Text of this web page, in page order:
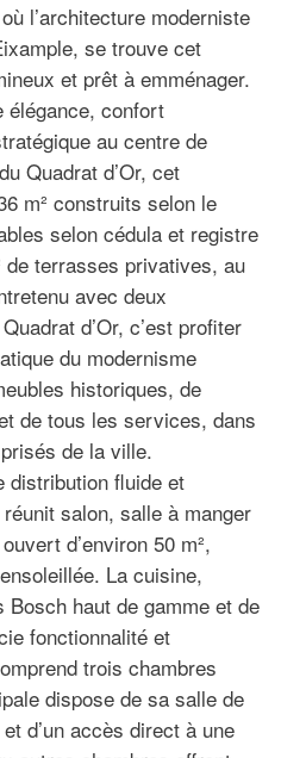
l’architecture moderniste
se trouve cet
et prêt à emménager.
élégance, confort
au centre de
Quadrat d’Or, cet
m² construits selon le
selon cédula et registre
de terrasses privatives, au
avec deux
d’Or, c’est profiter
du modernisme
historiques, de
de tous les services, dans
de la ville.
distribution fluide et
salon, salle à manger
d’environ 50 m²,
La cuisine,
Bosch haut de gamme et de
fonctionnalité et
trois chambres
dispose de sa salle de
d’un accès direct à une